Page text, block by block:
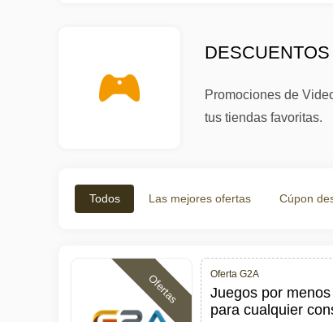
Promociones de
tus tiendas favoritas.
Todos Las mejores ofertas Cúpon
Ofertas Oferta G2A
Juegos por
para cualquier